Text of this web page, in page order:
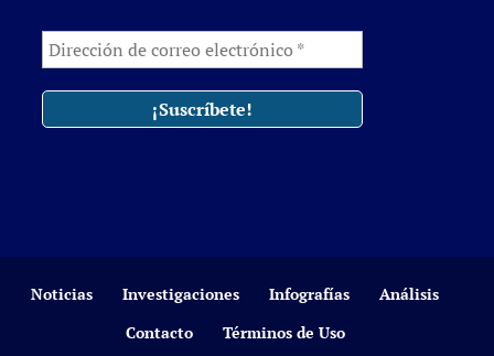
Noticias Investigaciones Infografías
Análisis
Contacto
Términos de Uso